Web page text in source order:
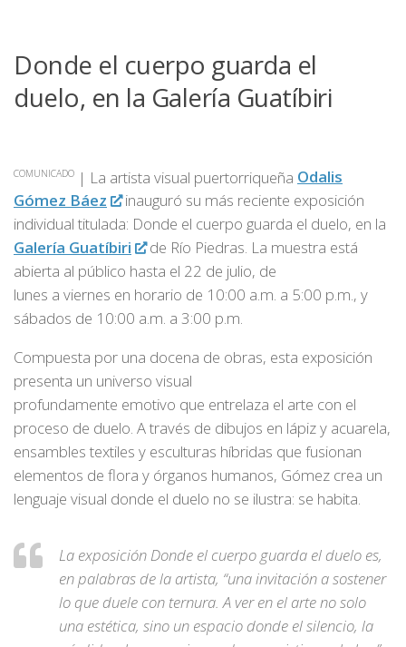
Donde el cuerpo guarda el
duelo, en la Galería Guatíbiri
COMUNICADO | La artista visual puertorriqueña Odalis
Gómez Báez
inauguró su más reciente exposición
individual titulada: Donde el cuerpo guarda el duelo, en la
Galería Guatíbiri
de Río Piedras. La muestra está
abierta al público hasta el 22 de julio, de
lunes a viernes en horario de 10:00 a.m. a 5:00 p.m., y
sábados de 10:00 a.m. a 3:00 p.m.
Compuesta por una docena de obras, esta exposición
presenta un universo visual
profundamente emotivo que entrelaza el arte con el
proceso de duelo. A través de dibujos en lápiz y acuarela,
ensambles textiles y esculturas híbridas que fusionan
elementos de flora y órganos humanos, Gómez crea un
lenguaje visual donde el duelo no se ilustra: se habita.
La exposición Donde el cuerpo guarda el duelo es,
en palabras de la artista, “una invitación a sostener
lo que duele con ternura. A ver en el arte no solo
una estética, sino un espacio donde el silencio, la